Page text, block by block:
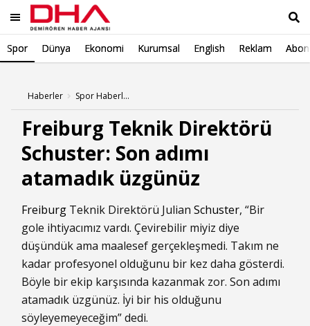
Spor Dünya Ekonomi Kurumsal English Reklam
Haberler Spor Haberleri
Freiburg Teknik Direktörü
Schuster: Son adımı
atamadık üzgünüz
Freiburg Teknik Direktörü Julian Schuster, “Bir
gole ihtiyacımız vardı. Çevirebilir miyiz diye
düşündük ama maalesef gerçekleşmedi. Takım ne
kadar profesyonel olduğunu bir kez daha gösterdi.
Böyle bir ekip karşısında kazanmak zor. Son adımı
atamadık üzgünüz. İyi bir his olduğunu
söyleyemeyeceğim” dedi.